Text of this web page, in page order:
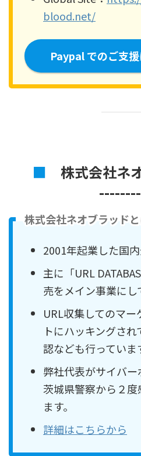
blood.net/
Paypal でのご支
■ 株式会社ネ
株式会社ネオブラッド
2001年起業した国内
主に「URL
売をメイン事業にし
URL収集してのマ
トにハッキングさ
認なども行っていま
弊社代表がサイバ
茨城県警察から２
ます。
詳細はこちらから